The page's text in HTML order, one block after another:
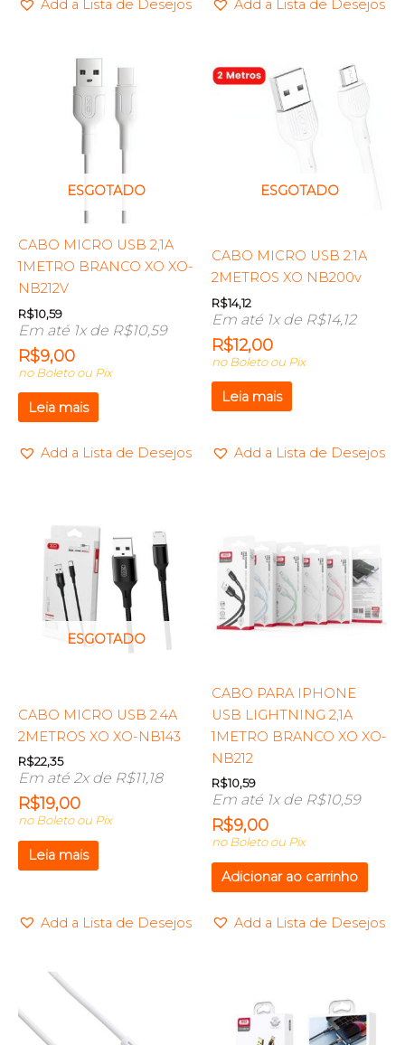
Add a Lista de Desejos Add a Lista de Desejos
ESGOTADO
CABO MICRO USB 2,1A
1METRO BRANCO XO XO-
NB212V
R$10,59
Em até 1x de R$10,59
R$9,00
no Boleto ou Pix
Leia mais
Add a Lista de Desejos
ESGOTADO
CABO MICRO USB 2.1A
2METROS XO NB200v
R$14,12
Em até 1x de R$14,12
R$12,00
no Boleto ou Pix
Leia mais
Add a Lista de Desejos
ESGOTADO
CABO MICRO USB 2.4A
2METROS XO XO-NB143
R$22,35
Em até 2x de R$11,18
R$19,00
no Boleto ou Pix
Leia mais
Add a Lista de Desejos
CABO PARA IPHONE
USB LIGHTNING 2,1A
1METRO BRANCO XO XO-
NB212
R$10,59
Em até 1x de R$10,59
R$9,00
no Boleto ou Pix
Adicionar ao carrinho
Add a Lista de Desejos